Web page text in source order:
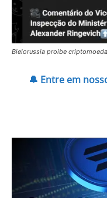
Bielorussia proibe
🔔 Entre em